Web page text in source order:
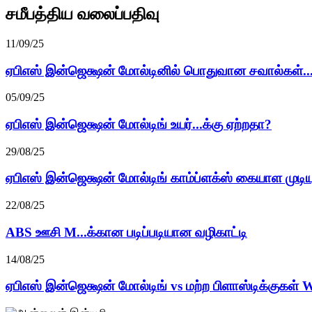
சமீபத்திய வலைப்பதிவு
11/09/25
ஏபிஎஸ் இன்ஜெக்ஷன் மோல்டினில் பொதுவான சவால்கள்...
05/09/25
ஏபிஎஸ் இன்ஜெக்ஷன் மோல்டிங் உயர்...க்கு ஏற்றதா?
29/08/25
ஏபிஎஸ் இன்ஜெக்ஷன் மோல்டிங் காம்ப்ளக்ஸ் கையாள
22/08/25
ABS ஊசி M...க்கான படிப்படியான வழிகாட்டி
14/08/25
ஏபிஎஸ் இன்ஜெக்ஷன் மோல்டிங் vs மற்ற பிளாஸ்டிக்குகள்